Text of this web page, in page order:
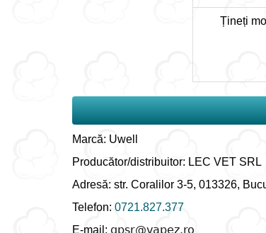
Țineți
Marcă: Uwell
Producător/distribuitor: LEC VET SRL
Adresă: str. Coralilor 3-5, 013326,
Telefon: 0721.827.377
E-mail: